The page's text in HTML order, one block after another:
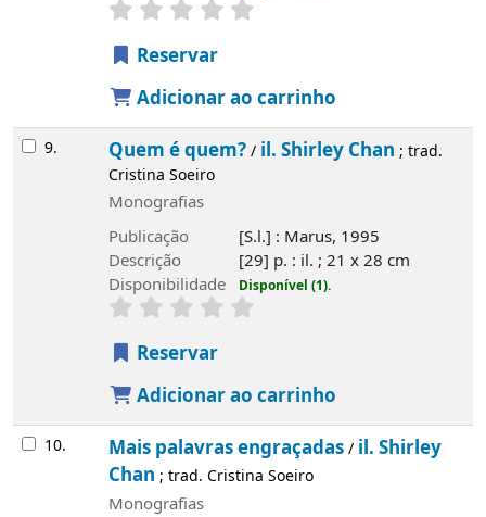
Reservar
Adicionar ao carrinho
9. Quem é quem?/ il. Shirley Chan ; trad.
Cristina Soeiro
Monografias
Publicação
[S.l.] : Marus, 1995
Descrição
[29] p. : il. ; 21 x 28 cm
Disponibilidade
Disponível (1).
Reservar
Adicionar ao carrinho
10. Mais palavras engraçadas/ il. Shirley
Chan ; trad. Cristina Soeiro
Monografias